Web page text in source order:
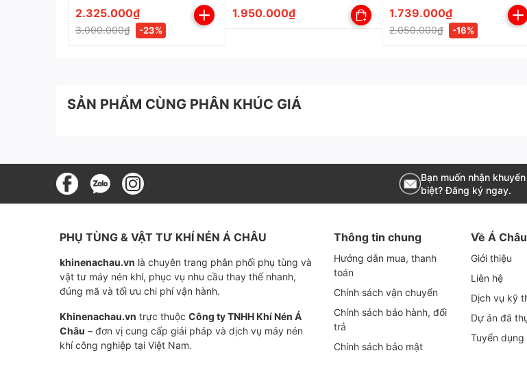
Chất liệu van:
Inox, gang, thép carbon,...
Áp lực làm việc:
Điện áp:
220V/380V/460V (1 pha, 3 pha) 50 Hz, IP67
Bảo hành:
12 tháng
Ưu điểm nổi bật của van bướm điều khiển điện Wonil
Được vận hành hoàn toàn tự động thông qua bộ điều khiển điện, giảm
phí nhân công và tăng hiệu quả giám sát hệ thống.
Kết nối kiểu Wafer tiết kiệm không gian và thời gian lắp đặt
2.325.000₫
3.000.000₫ -23%
1.950.000₫ 1.739.000₫
2.050.000₫ -16%
SẢN PHẨM CÙNG PHÂN KHÚC GIÁ
Bạn muốn nhận
biệt? Đăng ký ngay.
PHỤ TÙNG & VẬT TƯ KHÍ NÉN Á CHÂU
khinenachau.vn là chuyên trang phân phối phụ tùng và
vật tư máy nén khí, phục vụ nhu cầu thay thế nhanh,
đúng mã và tối ưu chi phí vận hành.
Khinenachau.vn trực thuộc Công ty TNHH Khí Nén Á
Châu – đơn vị cung cấp giải pháp và dịch vụ máy nén
khí công nghiệp tại Việt Nam.
Thông tin chung
Hướng dẫn mua, thanh
toán
Chính sách vận chuyển
Chính sách bảo hành, đổi
trả
Chính sách bảo mật
Về Á Châu
Giới thiệu
Liên hệ
Dịch vụ kỹ
Dự án đã
Tuyển dụng